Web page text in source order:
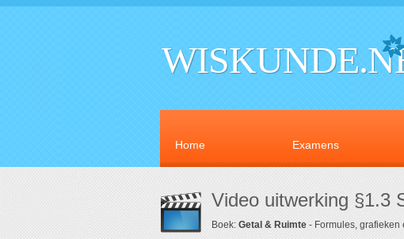
Home Examens
Video uitwerking §1.3
Boek: Getal & Ruimte - Formules, grafieken